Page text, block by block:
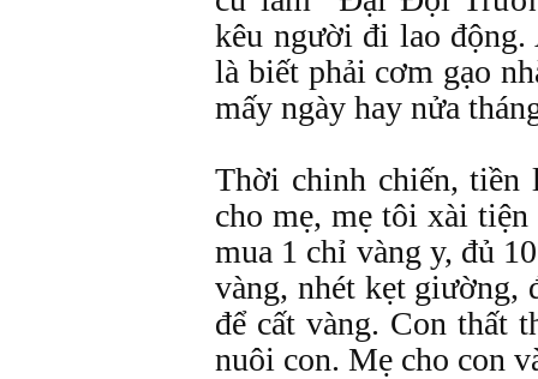
kêu người đi lao
là biết phải cơm gạo
mấy ngày hay nửa
Thời chinh chiến, tiền
cho mẹ, mẹ tôi xài
mua 1 chỉ vàng y, đủ
vàng, nhét kẹt giường,
để cất vàng. Con thất
nuôi con. Mẹ cho con